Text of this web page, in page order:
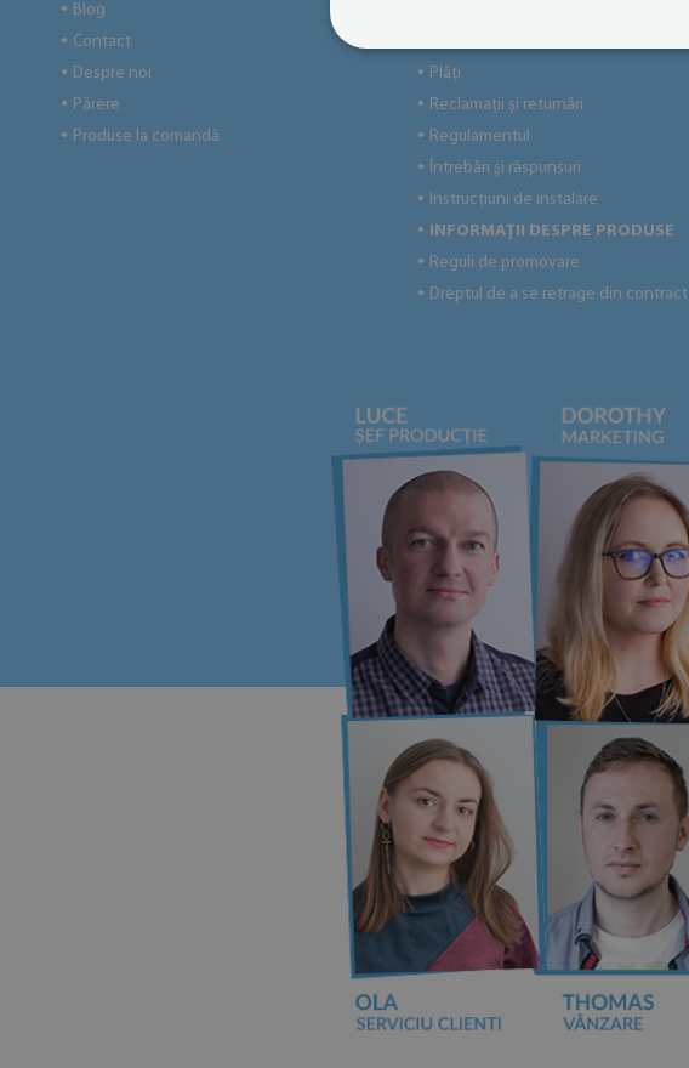
● Blog
● Contact
● Despre noi
● Părere
● Produse la comandă
● Plăți
● Reclamații și returnări
● Regulamentul
● Întrebări și răspunsuri
● Instrucțiuni de instalare
● INFORMAȚII DESPRE PRODUSE
● Reguli de promovare
● Dreptul de a se retrage din contract